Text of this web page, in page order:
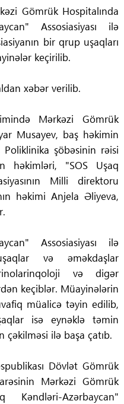
Gömrük Hospitalında
Assosiasiyası ilə
bir qrup uşaqları
keçirilib.
xəbər verilib.
Mərkəzi Gömrük
Musayev, baş həkimin
şöbəsinin rəisi
həkimləri, "SOS Uşaq
Milli direktoru
həkimi Anjela Əliyeva,
Assosiasiyası ilə
və əməkdaşlar
və digər
keçiblər. Müayinələrin
müalicə təyin edilib,
isə eynəklə təmin
ilə başa çatıb.
Dövlət Gömrük
Mərkəzi Gömrük
Azərbaycan"